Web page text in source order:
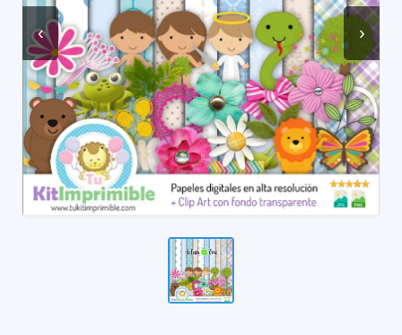
‹ ›